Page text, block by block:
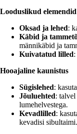
Looduslikud elemendid
Oksad ja lehed:
Käbid ja
männikäbid ja
Kuivatatud lilled
Hooajaline kaunistus
Sügislehed:
Jõuluehted: talvel
lumehelvestega.
Kevadlilled:
kevadisi sibultaimi.